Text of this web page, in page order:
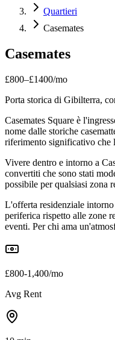
Quartieri
Casemates
Casemates
£800–£1400/mo
Porta storica di Gibilterra,
Casemates Square è
nome dalle storiche
riferimento significativo che
Vivere dentro e intorno a
convertiti che sono stati
possibile per qualsiasi zona
L'offerta residenziale
periferica rispetto alle zone
eventi. Per chi ama
£800-1,400/mo
Avg Rent